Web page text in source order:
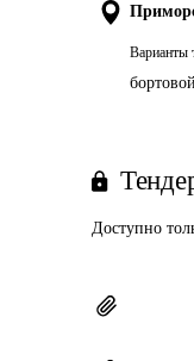
Варианты
бортовой
Доступно